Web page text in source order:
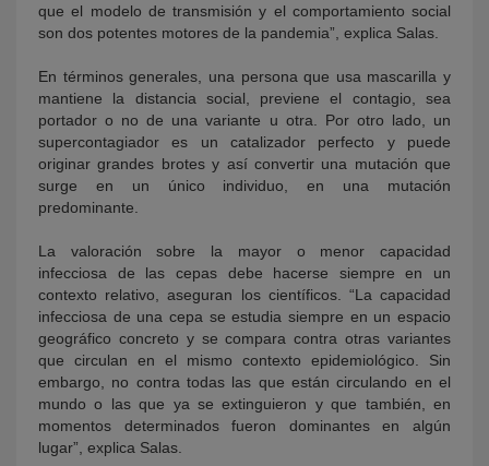
que el modelo de transmisión y el comportamiento social
son dos potentes motores de la pandemia”, explica Salas.
En términos generales, una persona que usa mascarilla y
mantiene la distancia social, previene el contagio, sea
portador o no de una variante u otra. Por otro lado, un
supercontagiador es un catalizador perfecto y puede
originar grandes brotes y así convertir una mutación que
surge en un único individuo, en una mutación
predominante.
La valoración sobre la mayor o menor capacidad
infecciosa de las cepas debe hacerse siempre en un
contexto relativo, aseguran los científicos. “La capacidad
infecciosa de una cepa se estudia siempre en un espacio
geográfico concreto y se compara contra otras variantes
que circulan en el mismo contexto epidemiológico. Sin
embargo, no contra todas las que están circulando en el
mundo o las que ya se extinguieron y que también, en
momentos determinados fueron dominantes en algún
lugar”, explica Salas.